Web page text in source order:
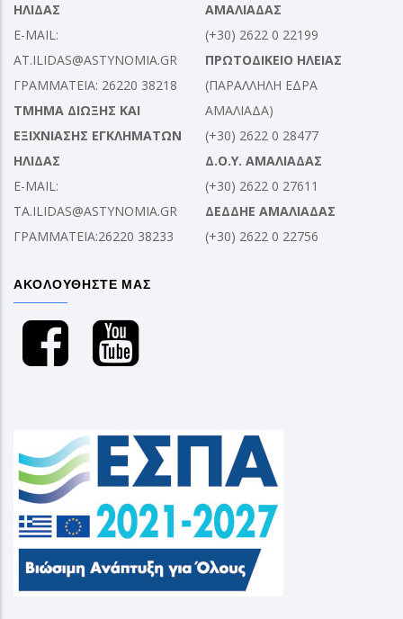
ΗΛΙΔΑΣ
E-MAIL:
AT.ILIDAS@ASTYNOMIA.GR
ΓΡΑΜΜΑΤΕΙΑ: 26220 38218
ΤΜΗΜΑ ΔΙΩΞΗΣ ΚΑΙ
ΕΞΙΧΝΙΑΣΗΣ ΕΓΚΛΗΜΑΤΩΝ
ΗΛΙΔΑΣ
E-MAIL:
TA.ILIDAS@ASTYNOMIA.GR
ΓΡΑΜΜΑΤΕΙΑ:26220 38233
ΑΜΑΛΙΑΔΑΣ
(+30) 2622 0 22199
ΠΡΩΤΟΔΙΚΕΙΟ ΗΛΕΙΑΣ
(ΠΑΡΑΛΛΗΛΗ ΕΔΡΑ
ΑΜΑΛΙΑΔΑ)
(+30) 2622 0 28477
Δ.Ο.Υ. ΑΜΑΛΙΑΔΑΣ
(+30) 2622 0 27611
ΔΕΔΔΗΕ ΑΜΑΛΙΑΔΑΣ
(+30) 2622 0 22756
ΑΚΟΛΟΥΘΗΣΤΕ ΜΑΣ